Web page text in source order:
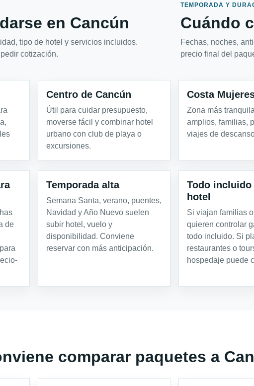
en Cancún
tipo de hotel y servicios incluidos.
cotización.
TEMPORADA Y
Cuándo
Fechas, noches,
precio final del
Centro de Cancún
Útil para cuidar presupuesto,
moverse fácil y combinar hotel
urbano con club de playa o
excursiones.
Costa
Zona más
amplios, familias,
viajes de
de
Temporada alta
Semana Santa, verano, puentes,
Navidad y Año Nuevo suelen
subir hotel, vuelo y
disponibilidad. Conviene
reservar con más anticipación.
Todo
hotel
Si viajan familias
quieren controlar
todo incluido. Si
restaurantes o
hospedaje puede
comparar paquetes a